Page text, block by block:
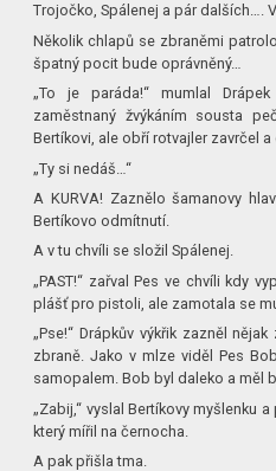
Trojočko, Spálenej a pár dalších….
Několik chlapů se zbraněmi
špatný pocit bude oprávněný…
„To je paráda!“ mumlal
zaměstnaný žvýkáním sousta
Bertíkovi, ale obří rotvajler zavrčel a
„Ty si nedáš…“
A KURVA! Zaznělo šamanovy
Bertíkovo odmítnutí.
A v tu chvíli se složil Spálenej.
„PAST!“ zařval Pes ve chvíli kdy
plášť pro pistoli, ale zamotala se
„Pse!“ Drápkův výkřik zazněl
zbraně. Jako v mlze viděl Pes
samopalem. Bob byl daleko a měl
„Zabij,“ vyslal Bertíkovy myšlenku
který mířil na černocha.
A pak přišla tma.